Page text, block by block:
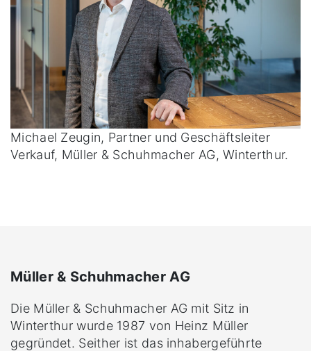
Michael Zeugin, Partner und Geschäftsleiter
Verkauf, Müller & Schuhmacher AG, Winterthur.
Müller & Schuhmacher AG
Die Müller & Schuhmacher AG mit Sitz in
Winterthur wurde 1987 von Heinz Müller
gegründet. Seither ist das inhabergeführte